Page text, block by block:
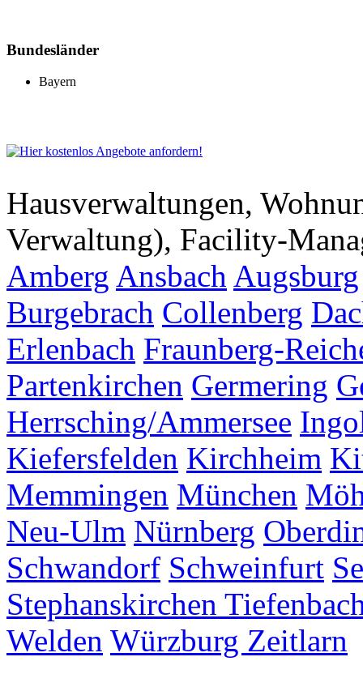
Bundesländer
Bayern
Hausverwaltungen,
Verwaltung), Facility-
Amberg Ansbach Augsburg
Burgebrach Collenberg
Erlenbach Fraunberg-
Partenkirchen Germering
Herrsching/Ammersee
Kiefersfelden Kirchheim
Memmingen München
Neu-Ulm Nürnberg
Schwandorf Schweinfurt
Stephanskirchen
Welden Würzburg Zeitlarn